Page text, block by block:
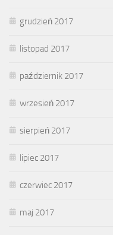
grudzień 2017
listopad 2017
październik 2017
wrzesień 2017
sierpień 2017
lipiec 2017
czerwiec 2017
maj 2017